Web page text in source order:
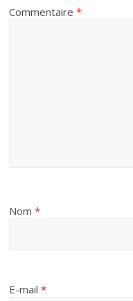
Commentaire*
Nom*
E-mail*